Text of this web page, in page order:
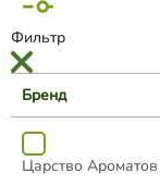
Фильтр
Бренд
Царство Ароматов